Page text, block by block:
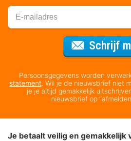
Schrijf
Persoonsgegevens worden
statement. Wil je de nieuwsbrief niet
je je altijd gemakkelijk
nieuwsbrief op
Je betaalt veilig en gemakkelijk